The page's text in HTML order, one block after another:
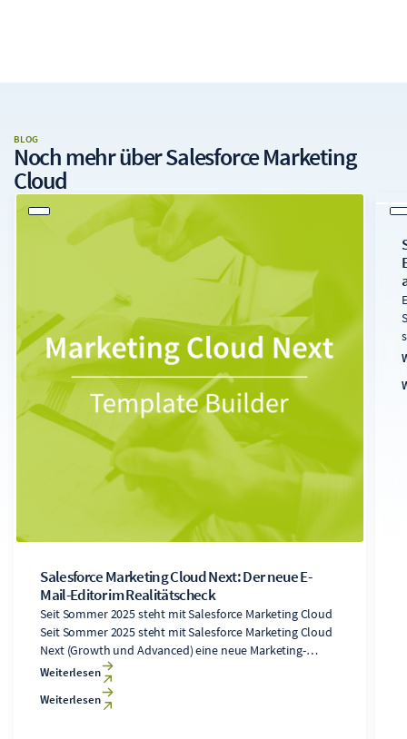
BLOG
Noch mehr überSalesforce Marketing
Cloud
Salesforce Marketing Cloud Next: Der neue E-
Mail-Editor im Realitätscheck
Seit Sommer 2025 steht mit Salesforce Marketing Cloud
Seit Sommer 2025 steht mit Salesforce Marketing Cloud
Next (Growth und Advanced) eine neue Marketing-
Automationslösung bereit, die direkt auf der Salesforce
Core-Plattform aufbaut. Diese bringt einen von Grund
auf neu entwickelten E-Mail-Editor mit sich. Für
Weiterlesen
Weiterlesen